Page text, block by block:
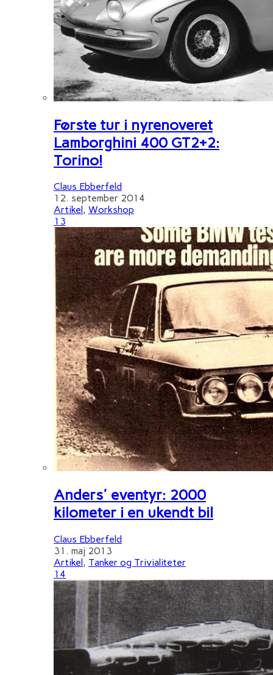
Første tur i nyrenoveret
Lamborghini 400 GT2+2:
Torino!
Claus Ebberfeld
12. september 2014
Artikel , Workshop
13
Anders' eventyr: 2000
kilometer i en ukendt bil
Claus Ebberfeld
31. maj 2013
Artikel , Tanker og Trivialiteter
14